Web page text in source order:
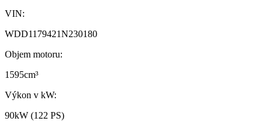
VIN:
WDD1179421N230180
Objem motoru:
1595cm³
Výkon v kW:
90kW (122 PS)